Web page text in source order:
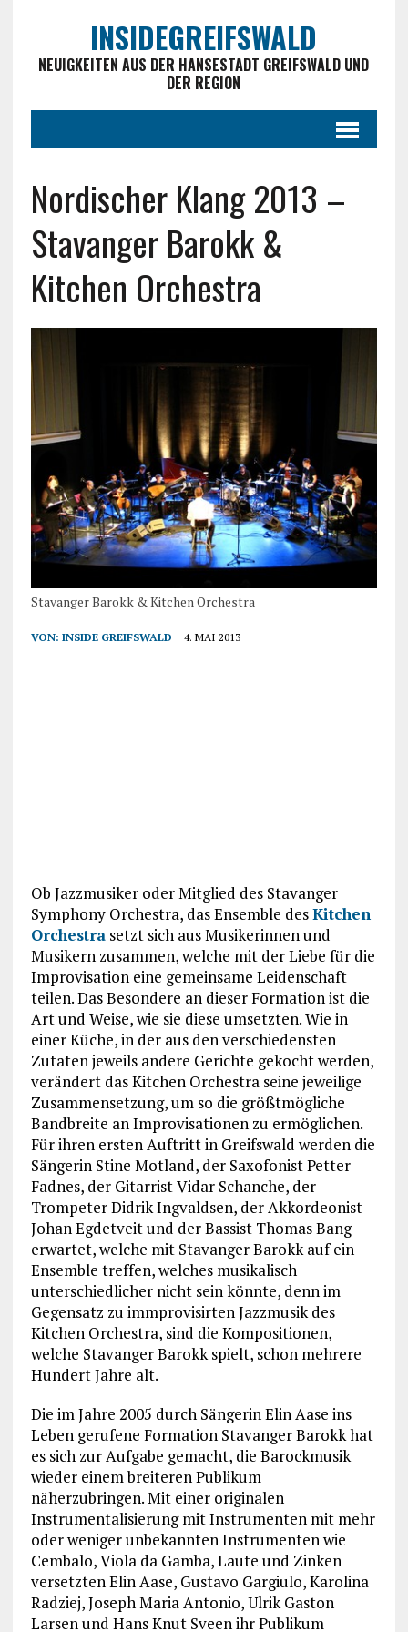
INSIDEGREIFSWALD
NEUIGKEITEN AUS DER HANSESTADT GREIFSWALD UND
DER REGION
Nordischer Klang 2013 –
Stavanger Barokk &
Kitchen Orchestra
Stavanger Barokk & Kitchen Orchestra
VON: INSIDE GREIFSWALD 4. MAI 2013
Ob Jazzmusiker oder Mitglied des Stavanger
Symphony Orchestra, das Ensemble desKitchen
Orchestrasetzt sich aus Musikerinnen und
Musikern zusammen, welche mit der Liebe für die
Improvisation eine gemeinsame Leidenschaft
teilen. Das Besondere an dieser Formation ist die
Art und Weise, wie sie diese umsetzten. Wie in
einer Küche, in der aus den verschiedensten
Zutaten jeweils andere Gerichte gekocht werden,
verändert das Kitchen Orchestra seine jeweilige
Zusammensetzung, um so die größtmögliche
Bandbreite an Improvisationen zu ermöglichen.
Für ihren ersten Auftritt in Greifswald werden die
Sängerin Stine Motland, der Saxofonist Petter
Fadnes, der Gitarrist Vidar Schanche, der
Trompeter Didrik Ingvaldsen, der Akkordeonist
Johan Egdetveit und der Bassist Thomas Bang
erwartet, welche mit Stavanger Barokk auf ein
Ensemble treffen, welches musikalisch
unterschiedlicher nicht sein könnte, denn im
Gegensatz zu immprovisirten Jazzmusik des
Kitchen Orchestra, sind die Kompositionen,
welche Stavanger Barokk spielt, schon mehrere
Hundert Jahre alt.
Die im Jahre 2005 durch Sängerin Elin Aase ins
Leben gerufene Formation Stavanger Barokk hat
es sich zur Aufgabe gemacht, die Barockmusik
wieder einem breiteren Publikum
näherzubringen. Mit einer originalen
Instrumentalisierung mit Instrumenten mit mehr
oder weniger unbekannten Instrumenten wie
Cembalo, Viola da Gamba, Laute und Zinken
versetzten Elin Aase, Gustavo Gargiulo, Karolina
Radziej, Joseph Maria Antonio, Ulrik Gaston
Larsen und Hans Knut Sveen ihr Publikum